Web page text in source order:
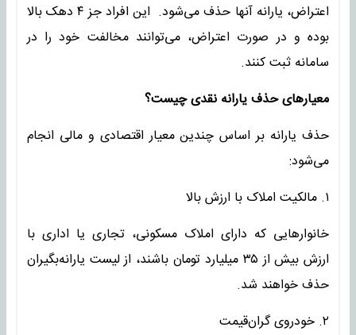
اعتراض، یارانه آنها حذف می‌شود. این افراد جز ۴ دهک بالا
بوده و در صورت اعتراض، می‌توانند مخالفت خود را در
سامانه ثبت کنند.
معیارهای حذف یارانه نقدی چیست؟
حذف یارانه بر اساس چندین معیار اقتصادی و مالی انجام
می‌شود:
۱. مالکیت املاک با ارزش بالا
خانوارهایی که دارای املاک مسکونی، تجاری یا اداری با
ارزش بیش از ۳۵ میلیارد تومان باشند، از لیست یارانه‌بگیران
حذف خواهند شد.
۲. خودروی گران‌قیمت